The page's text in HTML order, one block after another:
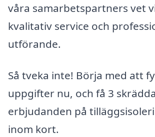
våra samarbetspartners vet
kvalitativ service och
utförande.
Så tveka inte! Börja med att
uppgifter nu, och få 3
erbjudanden på
inom kort.